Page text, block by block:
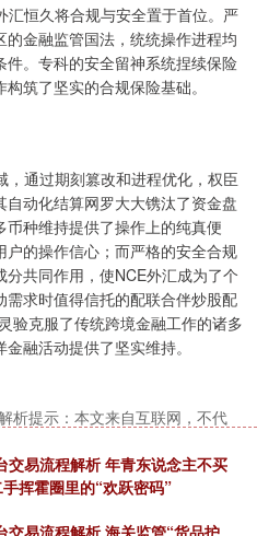
汇恒久将合规与安全置于首位。严
金融监管国法，统统操作进程均
。专科的安全留神系统捏续保险
筑了坚实的合规保险基础。
，通过期刻篡改和进程优化，权臣
动化结算网罗大大镌汰了资金盘
种维持提供了操作上的纯真便
的操作信心；而严格的安全合规
共同作用，使NCE外汇成为了个
求时值得信托的配联合伴炒股配
验克服了传统跨境金融工作的诸多
融活动提供了坚实维持。
析提示：本文来自互联网，不代
交易流程解析 年青东说念主不买
挥霍圈里的“欢跃密码”